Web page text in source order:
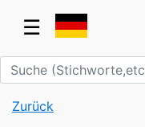
☰
Zurück